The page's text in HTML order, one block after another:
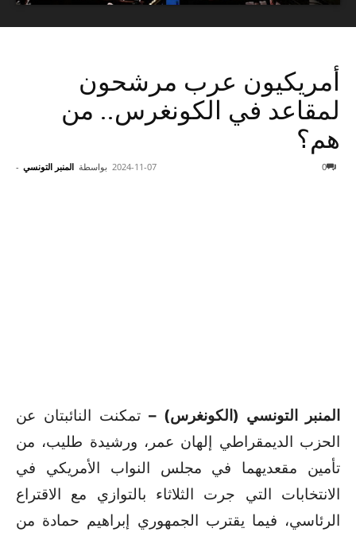
أمريكيون عرب مرشحون
لمقاعد في الكونغرس.. من
هم؟
بواسطة المنبر التونسي - 2024-11-07 0
المنبر التونسي (الكونغرس) – تمكنت النائبتان عن
الحزب الديمقراطي إلهان عمر، ورشيدة طليب، من
تأمين مقعديهما في مجلس النواب الأمريكي في
الانتخابات التي جرت الثلاثاء بالتوازي مع الاقتراع
الرئاسي، فيما يقترب الجمهوري إبراهيم حمادة من